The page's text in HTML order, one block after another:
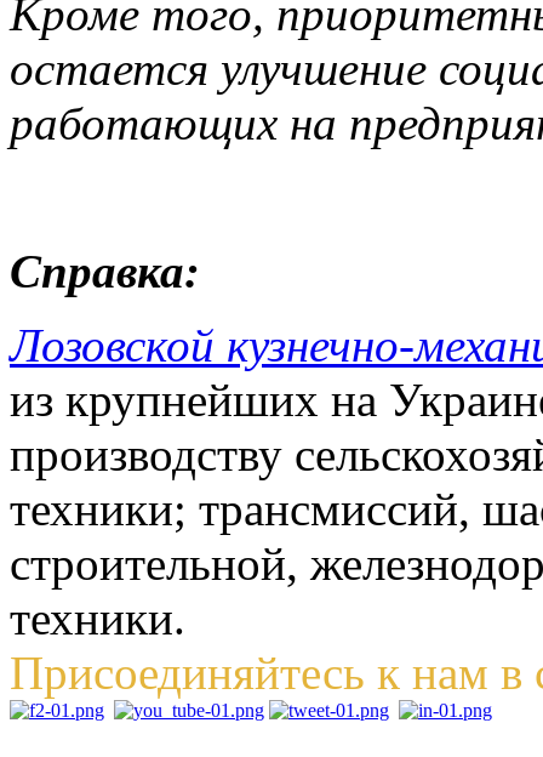
Кроме того,
остается улучшение
работающих на
Справка:
Лозовской кузнечно-
из крупнейших на
производству
техники; трансмиссий,
строительной,
техники.
Присоединяйтесь к нам в